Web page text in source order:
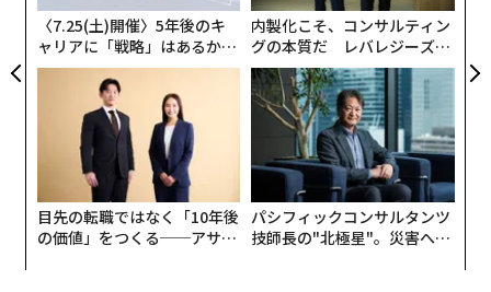
未来への回帰
過去数年間、配信オリジナル映画は劇場公開業界とは別
の軌道を進んでいるように見えた。全体として、過去の
報告書では、主要配信映画は主要劇場公開作品と比較し
て、カメラの前でも後ろでもより多様であることが判明
した。しかし、劇場公開業界は2023年に躍進を遂げ、ス
クリーン上の人種・民族の多様性で高水準に達した。し
かし、それは短命で、2024年には再び低下した。同様
に、配信オリジナル映画は、2024年に高水準を経験した
後、2025年に多様性が劇的に低下した。主要ストリーミ
〈7.25(土)開催〉5年後のキ
ャリアに「戦略」はあるか。
トップエグゼクティブのキャ
リアに触れる1日│CAREER S
UMMIT 2026
内製化こそ、コンサルティン
グの本質だ レバレジーズが
実践する、次世代ファームの
全貌
目先の転職ではなく「10年後
の価値」をつくる──アサイ
パシフィックコンサルタンツ
技師長の"北極星"。災害への